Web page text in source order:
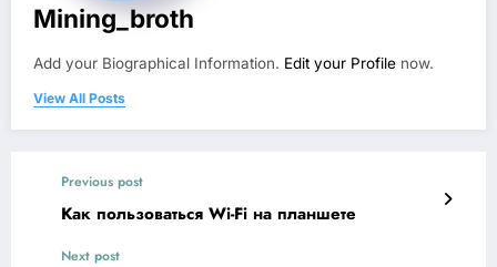
Mining_broth
Add your Biographical Information. Edit your Profile now.
View All Posts
Previous post
Как пользоваться Wi-Fi на планшете
Next post